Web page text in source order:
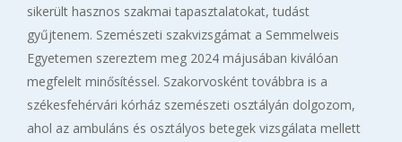
sikerült hasznos szakmai tapasztalatokat, tudást
gyűjtenem. Szemészeti szakvizsgámat a Semmelweis
Egyetemen szereztem meg 2024 májusában kiválóan
megfelelt minősítéssel. Szakorvosként továbbra is a
székesfehérvári kórház szemészeti osztályán dolgozom,
ahol az ambuláns és osztályos betegek vizsgálata mellett